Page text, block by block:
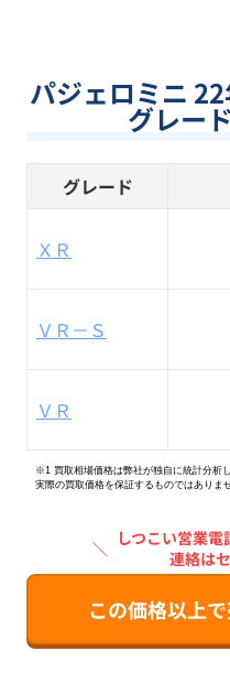
パジェロミニ
グレー
グレード
ＸＲ
ＶＲ－Ｓ
ＶＲ
※1 買取相場価格は弊社が独自に統計分析
実際の買取価格を保証するものではありませ
＼ しつこい営業電
連絡は
この価格以上